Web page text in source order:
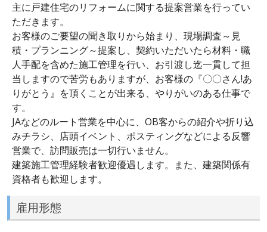
主に戸建住宅のリフォームに関する提案営業を行ってい
ただきます。
お客様のご要望の聞き取りから始まり、現場調査～見
積・プランニング～提案し、契約いただいたら材料・職
人手配を含めた施工管理を行い、お引渡し迄一貫して担
当しますので苦労もありますが、お客様の『〇〇さん!あ
りがとう』を頂くことが出来る、やりがいのある仕事で
す。
JAなどのルート営業を中心に、OB客からの紹介や折り込
みチラシ、店頭イベント、ポスティングなどによる反響
営業で、訪問販売は一切行いません。
建築施工管理経験者歓迎優遇します。また、建築関係有
資格者も歓迎します。
雇用形態